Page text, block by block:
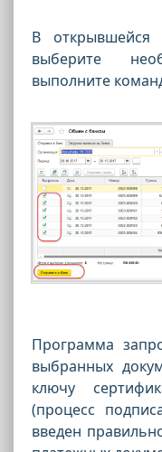
В
выберите
выполните
Программа
выбранных
ключу
(процесс
введен